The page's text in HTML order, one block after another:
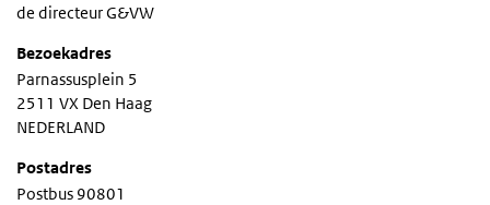
de directeur G&VW
Bezoekadres
Parnassusplein 5
2511 VX Den Haag
NEDERLAND
Postadres
Postbus 90801